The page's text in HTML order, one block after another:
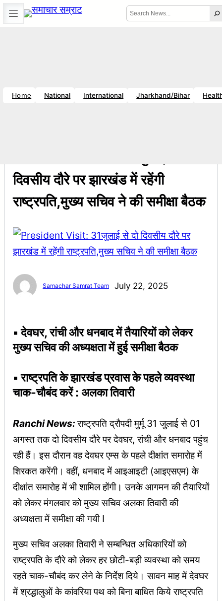
Skip
to
Search
Home National International Jharkhand/Bihar
दिवसीय दौरे पर झारखंड में रहेंगी
राष्ट्रपति,मुख्य सचिव ने की समीक्षा बैठक
Samachar Samrat Team July 22, 2025
▪︎ देवघर, रांची और धनबाद में तैयारियों को लेकर
मुख्य सचिव की अध्यक्षता में हुई समीक्षा बैठक
▪︎ राष्ट्रपति के झारखंड प्रवास के पहले व्यवस्था
चाक-चौबंद करें : अलका तिवारी
Ranchi News:राष्ट्रपति द्रौपदी मुर्मू 31 जुलाई से 01
अगस्त तक दो दिवसीय दौरे पर देवघर, रांची और धनबाद पहुंच
रही हैं। इस दौरान वह देवघर एम्स के पहले दीक्षांत समारोह में
शिरकत करेंगी। वहीं, धनबाद में आइआइटी (आइएसएम) के
दीक्षांत समारोह में भी शामिल होंगी। उनके आगमन की तैयारियों
को लेकर मंगलवार को मुख्य सचिव अलका तिवारी की
अध्यक्षता में समीक्षा की गयी I
मुख्य सचिव अलका तिवारी ने सम्बन्धित अधिकारियों को
राष्ट्रपति के दौरे को लेकर हर छोटी-बड़ी व्यवस्था को समय
रहते चाक-चौबंद कर लेने के निर्देश दिये। सावन माह में देवघर
में श्रद्धालुओं के कांवरिया पथ को बिना बाधित किये राष्ट्रपति